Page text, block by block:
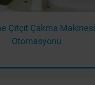
Çıtçıt Çakma Maki̇nesi
Otomasyonu